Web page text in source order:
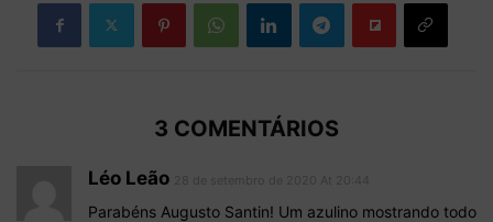
3 COMENTÁRIOS
Léo Leão
Parabéns Augusto Santin! Um azulino mostrando todo